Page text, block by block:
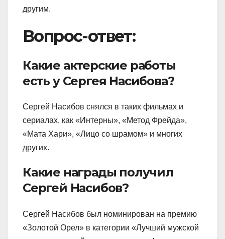
другим.
Вопрос-ответ:
Какие актерские работы
есть у Сергея Насибова?
Сергей Насибов снялся в таких фильмах и
сериалах, как «Интерны», «Метод Фрейда»,
«Мата Хари», «Лицо со шрамом» и многих
других.
Какие награды получил
Сергей Насибов?
Сергей Насибов был номинирован на премию
«Золотой Орел» в категории «Лучший мужской